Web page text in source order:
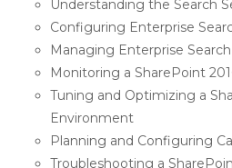
Understanding the Search
Configuring Enterprise
Managing Enterprise Search
Monitoring a SharePoint
Tuning and Optimizing a
Environment
Planning and Configuring
Troubleshooting a